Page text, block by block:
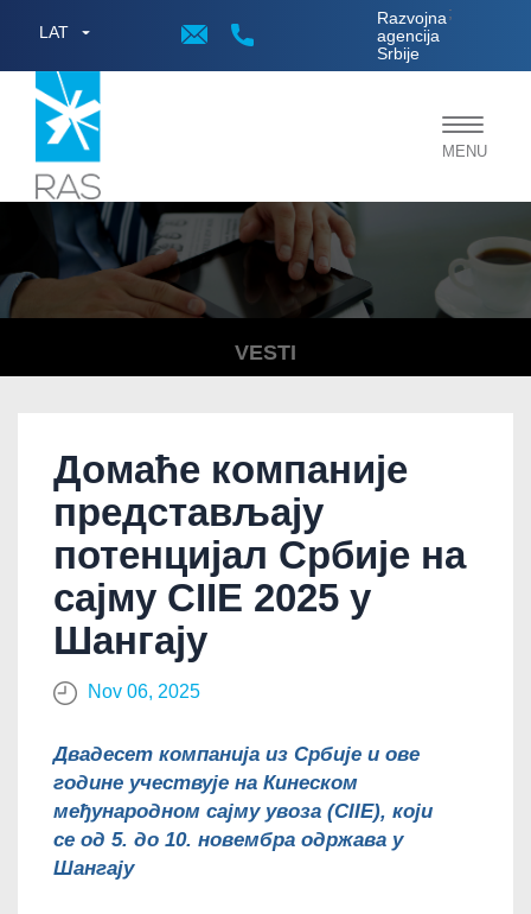
LAT
Razvojna
agencija
Srbije
;
Toggle
MENU
VESTI
Домаће компаније
представљају
потенцијал Србије на
сајму CIIE 2025 у
Шангају
Nov 06, 2025
Двадесет компанија из Србије и ове
године учествује на Кинеском
међународном сајму увоза (CIIE), који
се од 5. до 10. новембра одржава у
Шангају